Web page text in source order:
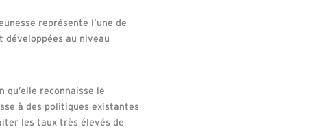
représente l’une de
développées au niveau
reconnaisse le
à des politiques existantes
les taux très élevés de